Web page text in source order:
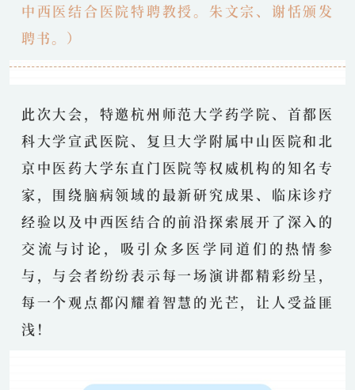
中西医结合医院特聘教授。朱文宗、谢恬颁发
聘书。）
此次大会，特邀杭州师范大学药学院、首都医
科大学宣武医院、复旦大学附属中山医院和北
京中医药大学东直门医院等权威机构的知名专
家，围绕脑病领域的最新研究成果、临床诊疗
经验以及中西医结合的前沿探索展开了深入的
交流与讨论，吸引众多医学同道们的热情参
与，与会者纷纷表示每一场演讲都精彩纷呈，
每一个观点都闪耀着智慧的光芒，让人受益匪
浅！